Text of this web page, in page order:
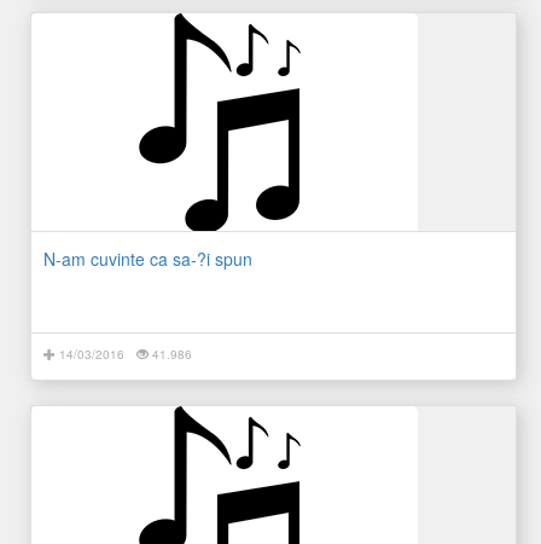
N-am cuvinte ca sa-?i spun
14/03/2016 41.986